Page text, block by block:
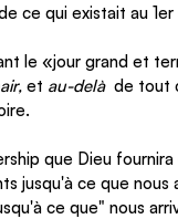
ce qui existait au 1er
le «jour grand et
et au-delà
de tout
que Dieu
jusqu'à ce que nous
ce que" nous